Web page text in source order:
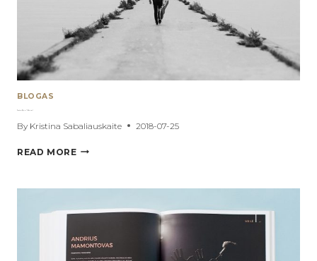
BLOGAS
By Kristina Sabaliauskaite 2018-07-25
READ MORERAMŪNAS
ŽEMEI”